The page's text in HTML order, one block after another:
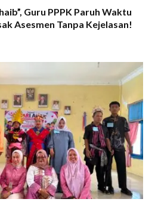
Guru PPPK Paruh Waktu
Asesmen Tanpa Kejelasan!